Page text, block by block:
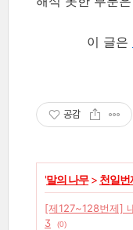
이 글은
공감
'말의 나무> 천일번
[제127~128번제]
3
(0)